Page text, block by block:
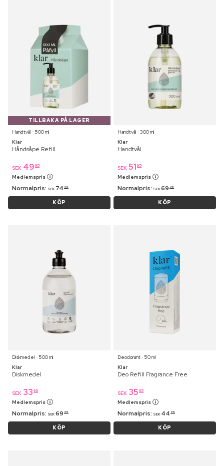
TILLBAKA PÅ LAGER
Handtvål ⋅ 500 ml
Klar
Håndsåpe Refill
SEK 49 95
Medlemspris
Normalpris: SEK 74 95
KÖP
Handtvål ⋅ 300 ml
Klar
Handtvål
SEK 51 95
Medlemspris
Normalpris: SEK 69 95
KÖP
Diskmedel ⋅ 500 ml
Klar
Diskmedel
SEK 33 95
Medlemspris
Normalpris: SEK 69 95
KÖP
Deodorant ⋅ 50 ml
Klar
Deo Refill Fragrance Free
SEK 35 95
Medlemspris
Normalpris: SEK 44 95
KÖP